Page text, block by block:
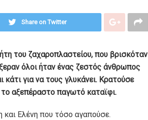
Share on Twitter
του ζαχαροπλαστείου, που βρισκόταν
όλοι ήταν ένας ζεστός άνθρωπος
για να τους γλυκάνει. Κρατούσε
αξεπέραστο παγωτό καταϊφι.
Ελένη που τόσο αγαπούσε.